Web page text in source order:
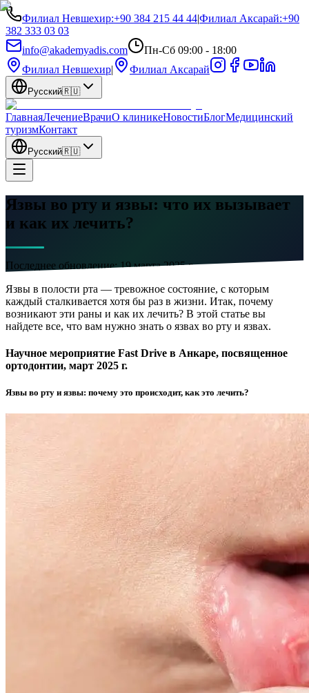
Филиал Невшехир:+90 384 215 44 44|Филиал Аксарай:+90
382 333 03 03
info@akademyadis.com
Пн-Сб 09:00 - 18:00
Филиал Невшехир| Филиал Аксарай
Русский🇷🇺
ГлавнаяЛечениеВрачиО клиникеНовостиБлогМедицинский
туризмКонтакт
Русский🇷🇺
Язвы во рту и язвы: что их вызывает
и как их лечить?
Последнее обновление:19 марта 2025 г.
Язвы в полости рта — тревожное состояние, с которым
каждый сталкивается хотя бы раз в жизни. Итак, почему
возникают эти раны и как их лечить? В этой статье вы
найдете все, что вам нужно знать о язвах во рту и язвах.
Научное мероприятие Fast Drive в Анкаре, посвященное
ортодонтии, март 2025 г.
Язвы во рту и язвы: почему это происходит, как это лечить?